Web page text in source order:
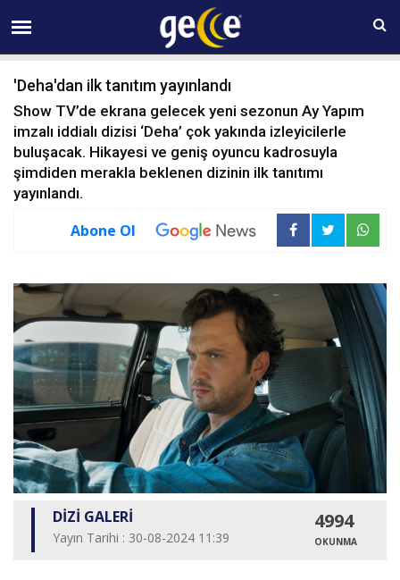
09 AĞUSTOS Pazar 06:28
'Deha'dan ilk tanıtım yayınlandı
Show TV’de ekrana gelecek yeni sezonun Ay Yapım
imzalı iddialı dizisi ‘Deha’ çok yakında izleyicilerle
buluşacak. Hikayesi ve geniş oyuncu kadrosuyla
şimdiden merakla beklenen dizinin ilk tanıtımı
yayınlandı.
Abone Ol
DİZİ GALERİ
Yayın Tarihi : 30-08-2024 11:39
4994
OKUNMA